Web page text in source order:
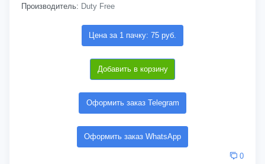
Производитель: Duty Free
Цена за 1 пачку: 75 руб.
Добавить в корзину
Оформить заказ Telegram
Оформить заказ WhatsApp
0